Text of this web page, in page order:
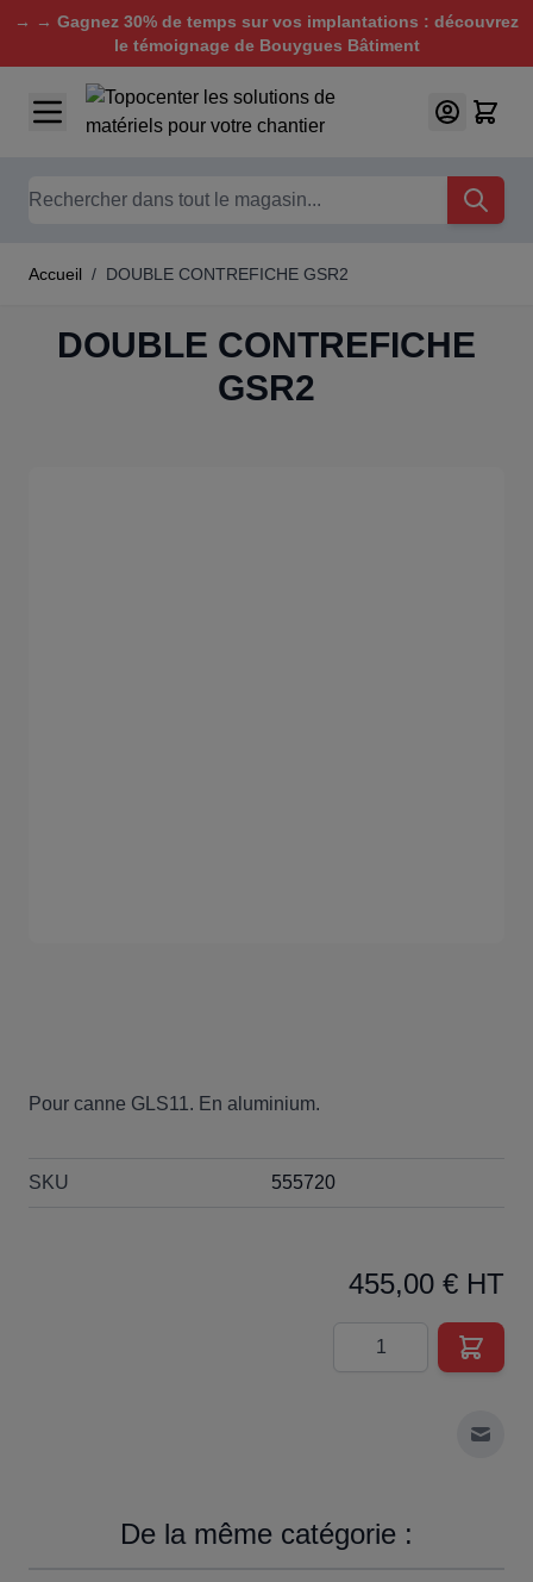
→ → Gagnez 30% de temps sur vos implantations : découvrez
le témoignage de Bouygues Bâtiment
Aller au contenu
Chercher
Accueil / DOUBLE CONTREFICHE GSR2
DOUBLE CONTREFICHE
GSR2
Pour canne GLS11. En aluminium.
SKU 555720
455,00 € HT
Quantité
De la même catégorie :